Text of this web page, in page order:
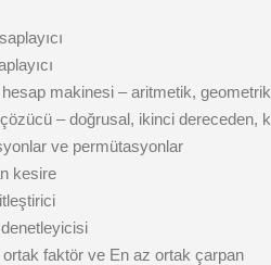
hesap makinesi – aritmetik,
– doğrusal, ikinci dereceden,
ve permütasyonlar
kesire
denetleyicisi
ortak faktör ve En az ortak çarpan